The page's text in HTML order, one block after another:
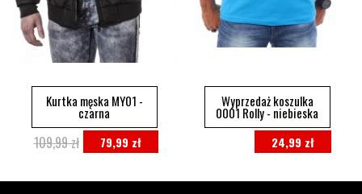
Kurtka męska MY01 -
czarna
79,99 zł
109,99 zł
Wyprzedaż koszulka
0001 Rolly - niebieska
24,99 zł